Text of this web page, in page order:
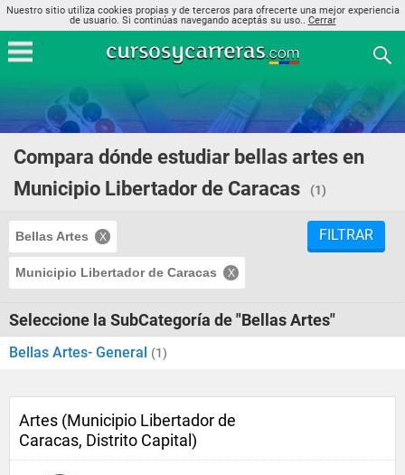
Nuestro sitio utiliza cookies propias y de terceros para ofrecerte una mejor experiencia
de usuario. Si continúas navegando aceptás su uso.. Cerrar
Compara dónde estudiar bellas artes en
Municipio Libertador de Caracas
(1)
Bellas Artes
Municipio Libertador de Caracas
FILTRAR
Seleccione la SubCategoría de "Bellas Artes"
Bellas Artes- General (1)
Artes (Municipio Libertador de
Caracas, Distrito Capital)